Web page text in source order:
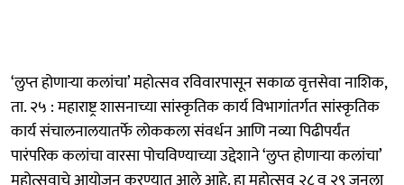
‘लुप्त होणाऱ्या कलांचा’ महोत्सव रविवारपासून सकाळ वृत्तसेवा नाशिक,
ता. २५ : महाराष्ट्र शासनाच्या सांस्कृतिक कार्य विभागांतर्गत सांस्कृतिक
कार्य संचालनालयातर्फे लोककला संवर्धन आणि नव्या पिढीपर्यंत
पारंपरिक कलांचा वारसा पोचविण्याच्या उद्देशाने ‘लुप्त होणाऱ्या कलांचा’